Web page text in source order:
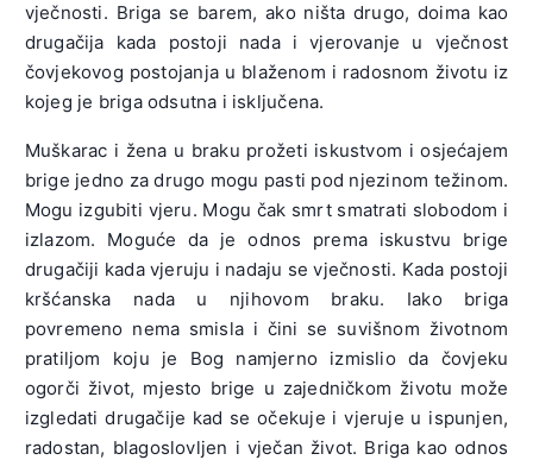
vječnosti. Briga se barem, ako ništa drugo, doima kao
drugačija kada postoji nada i vjerovanje u vječnost
čovjekovog postojanja u blaženom i radosnom životu iz
kojeg je briga odsutna i isključena.
Muškarac i žena u braku prožeti iskustvom i osjećajem
brige jedno za drugo mogu pasti pod njezinom težinom.
Mogu izgubiti vjeru. Mogu čak smrt smatrati slobodom i
izlazom. Moguće da je odnos prema iskustvu brige
drugačiji kada vjeruju i nadaju se vječnosti. Kada postoji
kršćanska nada u njihovom braku. Iako briga
povremeno nema smisla i čini se suvišnom životnom
pratiljom koju je Bog namjerno izmislio da čovjeku
ogorči život, mjesto brige u zajedničkom životu može
izgledati drugačije kad se očekuje i vjeruje u ispunjen,
radostan, blagoslovljen i vječan život. Briga kao odnos